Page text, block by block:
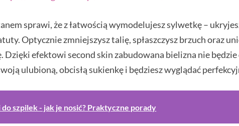
sprawi, że z łatwością wymodelujesz sylwetkę –
Optycznie zmniejszysz talię, spłaszczysz brzuch oraz
efektowi second skin zabudowana bielizna nie będzie
ulubioną, obcisłą sukienkę i będziesz wyglądać
szpilek - jak je nosić? Praktyczne porady